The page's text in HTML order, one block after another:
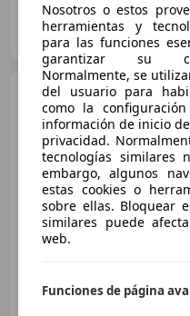
AUTOMOVILES GABILONDO
ES-47011 VALLADOLID
12/2001
Nosotros o estos
herramientas y
para las funciones
garantizar su
Normalmente, se
del usuario para
como la
información de inicio
privacidad.
tecnologías similares
embargo, algunos
estas cookies o
sobre ellas. Bloquear
similares puede
web.
Funciones de página